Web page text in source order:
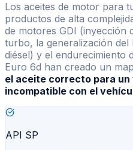
Los aceites de motor para
productos de alta
de motores GDI (inyección
turbo, la generalización
diésel) y el endurecimiento
Euro 6d han creado un
el aceite correcto para un
incompatible con el
API SP